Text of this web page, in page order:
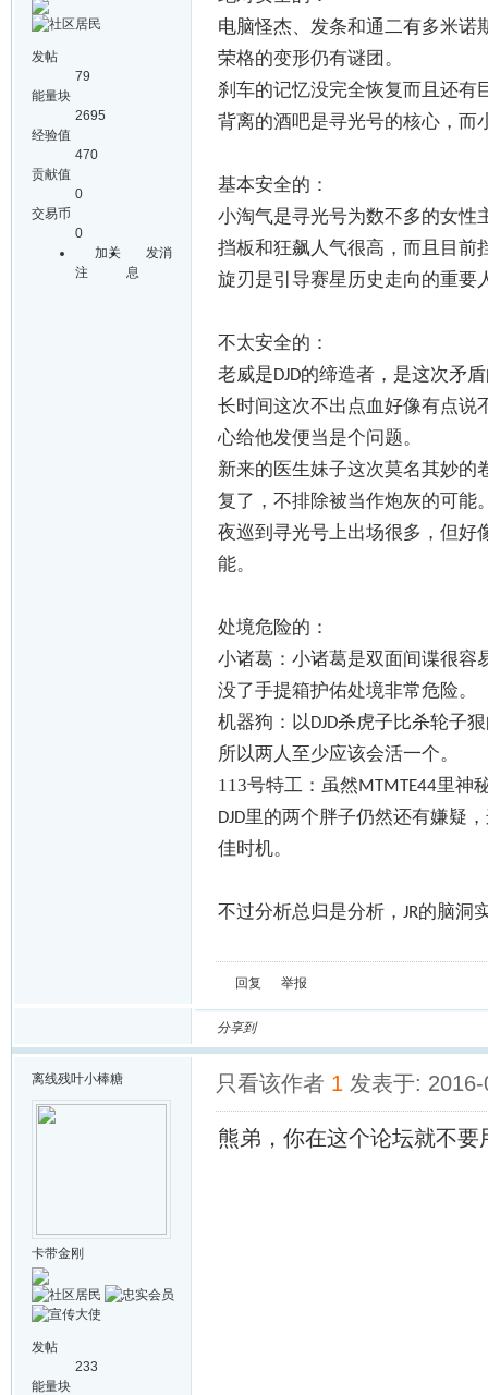
发帖
79
能量块
2695
经验值
470
贡献值
0
交易币
0
加关
注
发消
息
电脑怪杰、发条和通二有多米诺
荣格的变形仍有谜团。
刹车的记忆没完全恢复而且还有
背离的酒吧是寻光号的核心，而
基本安全的：
小淘气是寻光号为数不多的女性
挡板和狂飙人气很高，而且目前
旋刃是引导赛星历史走向的重要
不太安全的：
老威是DJD的缔造者，是这次矛
长时间这次不出点血好像有点说
心给他发便当是个问题。
新来的医生妹子这次莫名其妙的
复了，不排除被当作炮灰的可能
夜巡到寻光号上出场很多，但好
能。
处境危险的：
小诸葛：小诸葛是双面间谍很容
没了手提箱护佑处境非常危险。
机器狗：以DJD杀虎子比杀轮子
所以两人至少应该会活一个。
113号特工：虽然MTMTE44里神
DJD里的两个胖子仍然还有嫌疑
佳时机。
不过分析总归是分析， JR的脑洞
回复 举报
分享到
离线残叶小棒糖
卡带金刚
发帖
233
能量块
只看该作者 1 发表于:
熊弟，你在这个论坛就不要